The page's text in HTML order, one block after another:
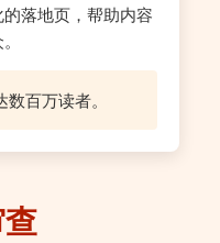
落地页，帮助内容
百万读者。